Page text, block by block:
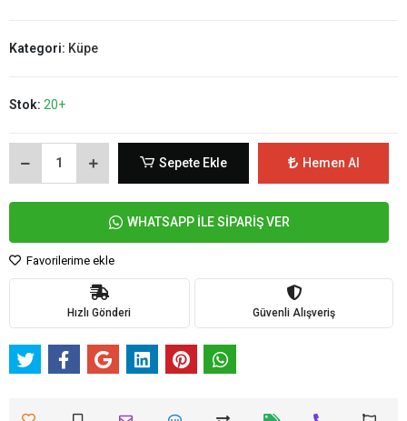
Kategori: Küpe
Stok: 20+
Sepete Ekle Hemen Al
WHATSAPP İLE SİPARİŞ VER
Favorilerime ekle
Hızlı Gönderi Güvenli Alışveriş